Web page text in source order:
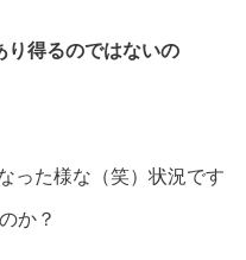
り得るのではないの
った様な（笑）状況です
か？